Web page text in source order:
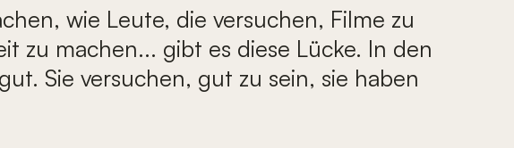
wie Leute, die versuchen, Filme zu
zu machen... gibt es diese Lücke. In den
Sie versuchen, gut zu sein, sie haben